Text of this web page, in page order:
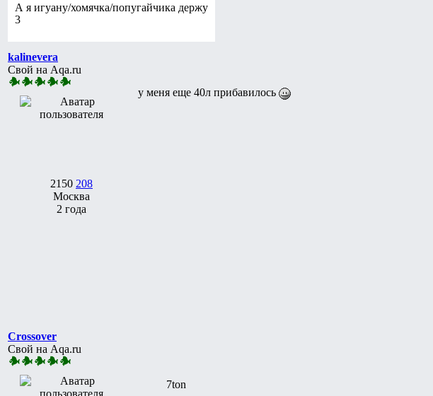
А я игуану/хомячка/попугайчика держу
3
kalinevera
Свой на Aqa.ru
2150 208
Москва
2 года
у меня еще 40л прибавилось
Crossover
Свой на Aqa.ru
7ton